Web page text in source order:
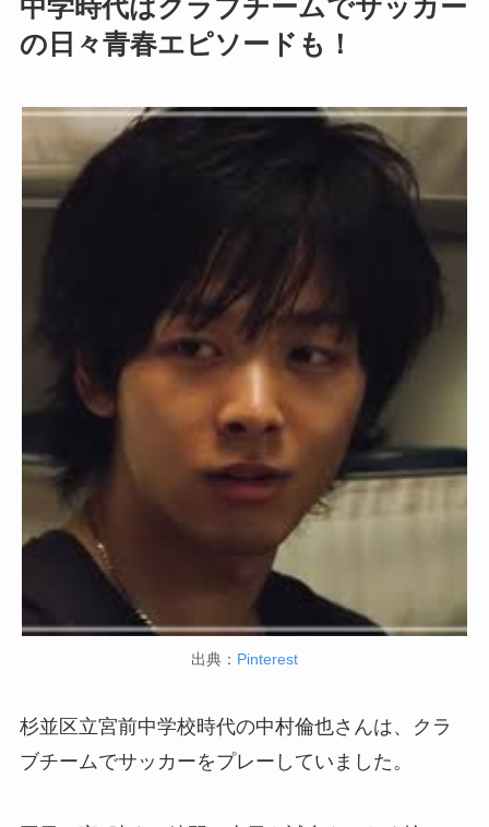
中学時代はクラブチームでサッカー
の日々青春エピソードも！
出典： Pinterest
杉並区立宮前中学校時代の中村倫也さんは、クラ
ブチームでサッカーをプレーしていました。